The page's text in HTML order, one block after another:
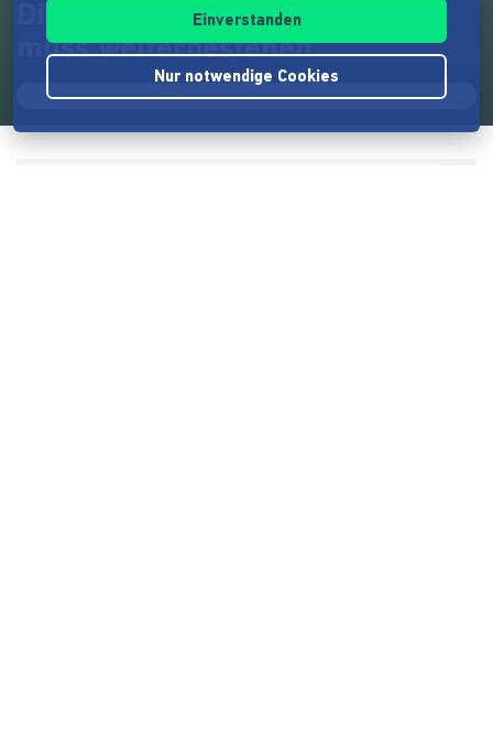
Die „Burgkeller-Bar/ Piffer"
muss weiterbestehen
Einverstanden
Nur notwendige Cookies